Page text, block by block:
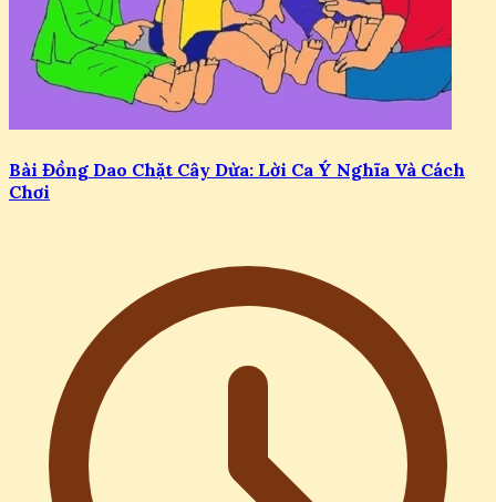
Bài Đồng Dao Chặt Cây Dừa: Lời Ca Ý Nghĩa Và Cách
Chơi